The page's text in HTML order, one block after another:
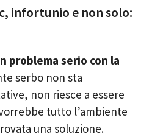
infortunio e non solo:
problema serio con la
serbo non sta
non riesce a essere
tutto l’ambiente
una soluzione.